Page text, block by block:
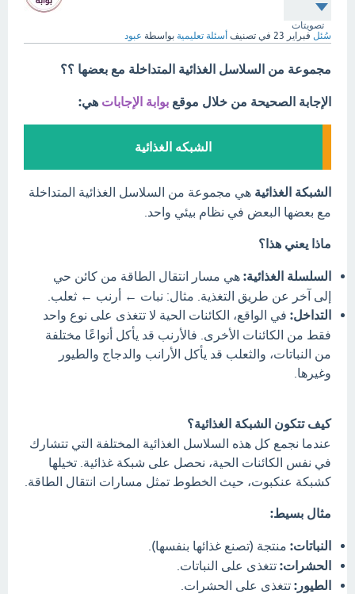
تصويتات
سُئل فبراير 23 في تصنيف أسئلة تعليمية بواسطة عبود
مجموعة من السلاسل الغذائية المتداخلة مع بعضها ؟؟
الإجابة الصحيحة من خلال موقع بوابة الإجابات هي:
الشبكه الغذائية
الشبكة الغذائية هي مجموعة من السلاسل الغذائية المتداخلة
مع بعضها البعض في نظام بيئي واحد.
ماذا يعني هذا؟
السلسلة الغذائية: هي مسار انتقال الطاقة من كائن حي
إلى آخر عن طريق التغذية. مثال: نبات ← أرنب ← ثعلب.
التداخل: في الواقع، الكائنات الحية لا تتغذى على نوع واحد
فقط من الكائنات الأخرى. فالأرنب قد يأكل أنواعًا مختلفة
من النباتات، والثعلب قد يأكل الأرانب والدجاج والطيور
وغيرها.
كيف تتكون الشبكة الغذائية؟
عندما نجمع كل هذه السلاسل الغذائية المختلفة التي تتشارك
في نفس الكائنات الحية، نحصل على شبكة غذائية. تخيلها
كشبكة عنكبوت، حيث الخطوط تمثل مسارات انتقال الطاقة.
مثال بسيط:
النباتات: منتجة (تصنع غذائها بنفسها).
الحشرات: تتغذى على النباتات.
الطيور: تتغذى على الحشرات.